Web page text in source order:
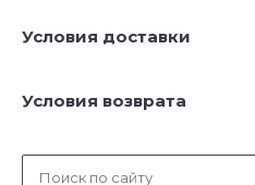
Условия доставки
Условия возврата